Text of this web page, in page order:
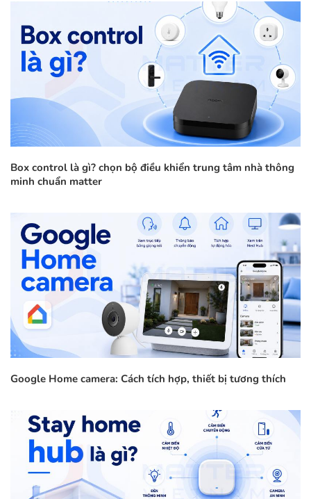
Box control là gì? chọn bộ điều khiển trung tâm nhà thông
minh chuẩn matter
Google Home camera: Cách tích hợp, thiết bị tương thích